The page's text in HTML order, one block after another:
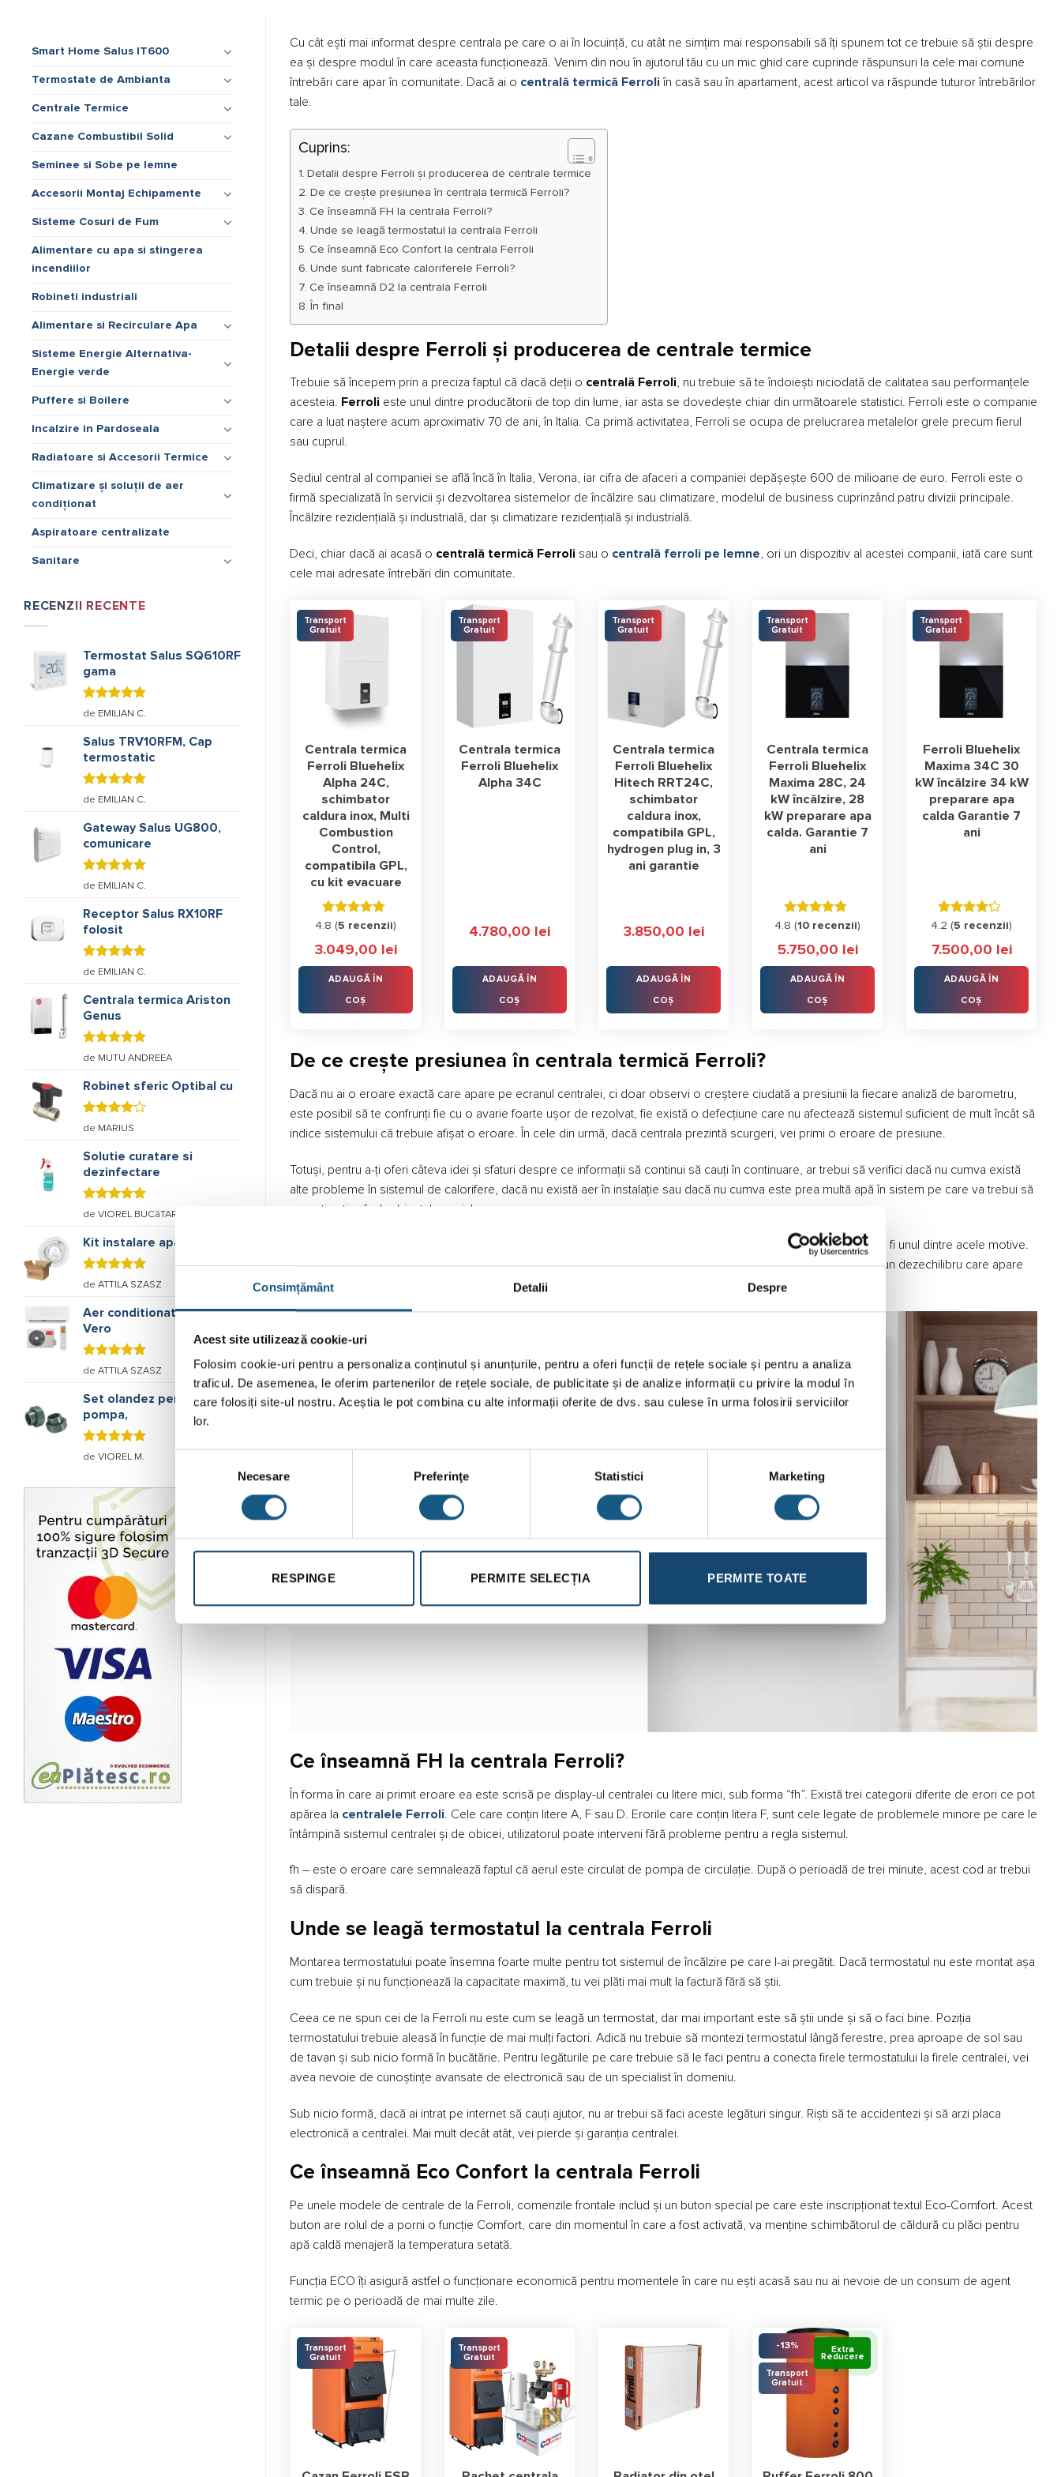
Consimțământ Detalii Despre
Acest site utilizează cookie-uri
Folosim cookie-uri pentru a personaliza conținutul și anunțurile, pentru a oferi funcții de rețele sociale și pentru a analiza
traficul. De asemenea, le oferim partenerilor de rețele sociale, de publicitate și de analize informații cu privire la modul în
care folosiți site-ul nostru. Aceștia le pot combina cu alte informații oferite de dvs. sau culese în urma folosirii serviciilor
lor.
consimțământului
Necesare Preferinţe Statistici Marketing
RESPINGE PERMITE SELECȚIA PERMITE TOATE
Smart Home Salus IT600
Termostate de Ambianta
Centrale Termice
Cazane Combustibil Solid
Seminee si Sobe pe lemne
Accesorii Montaj Echipamente
Sisteme Cosuri de Fum
Alimentare cu apa si stingerea
incendiilor
Robineti industriali
Alimentare si Recirculare Apa
Sisteme Energie Alternativa-
Energie verde
Puffere si Boilere
Incalzire in Pardoseala
Radiatoare si Accesorii Termice
Climatizare și soluții de aer
condiționat
Aspiratoare centralizate
Sanitare
RECENZII RECENTE
Termostat Salus SQ610RF
gama
Evaluat la
5
de EMILIAN C.
Salus TRV10RFM, Cap
termostatic
Evaluat la
5
de EMILIAN C.
Gateway Salus UG800,
comunicare
Evaluat la
5
de EMILIAN C.
Receptor Salus RX10RF
folosit
Evaluat la
5
de EMILIAN C.
Centrala termica Ariston
Genus
Evaluat la
5
de MUTU ANDREEA
Robinet sferic Optibal cu
Evaluat
din 5
de MARIUS
Solutie curatare si
dezinfectare
Evaluat la
5
de VIOREL BUCăTARU
Kit instalare aparate de
Evaluat la
5
de ATTILA SZASZ
Aer conditionat Inventor
Vero
Evaluat la
5
de ATTILA SZASZ
Set olandez pentru
pompa,
Evaluat la
de VIOREL M.
Cu cât ești mai informat despre centrala pe care o ai în locuință, cu atât ne simțim mai responsabili să îți spunem tot ce trebuie să știi despre
ea și despre modul în care aceasta funcționează. Venim din nou în ajutorul tău cu un mic ghid care cuprinde răspunsuri la cele mai comune
întrebări care apar în comunitate. Dacă ai o centrală termică Ferroliîn casă sau în apartament, acest articol va răspunde tuturor întrebărilor
tale.
Cuprins:
Detalii despre Ferroli și producerea de centrale termice
De ce crește presiunea în centrala termică Ferroli?
Ce înseamnă FH la centrala Ferroli?
Unde se leagă termostatul la centrala Ferroli
Ce înseamnă Eco Confort la centrala Ferroli
Unde sunt fabricate caloriferele Ferroli?
Ce înseamnă D2 la centrala Ferroli
În final
Detalii despre Ferroli și producerea de centrale termice
Trebuie să începem prin a preciza faptul că dacă deții o centrală Ferroli, nu trebuie să te îndoiești niciodată de calitatea sau performanțele
acesteia. Ferroli este unul dintre producătorii de top din lume, iar asta se dovedește chiar din următoarele statistici. Ferroli este o companie
care a luat naștere acum aproximativ 70 de ani, în Italia. Ca primă activitatea, Ferroli se ocupa de prelucrarea metalelor grele precum fierul
sau cuprul.
Sediul central al companiei se află încă în Italia, Verona, iar cifra de afaceri a companiei depășește 600 de milioane de euro. Ferroli este o
firmă specializată în servicii și dezvoltarea sistemelor de încălzire sau climatizare, modelul de business cuprinzând patru divizii principale.
Încălzire rezidențială și industrială, dar și climatizare rezidențială și industrială.
Deci, chiar dacă ai acasă o centrală termică Ferroli sau o centrală ferroli pe lemne , ori un dispozitiv al acestei companii, iată care sunt
cele mai adresate întrebări din comunitate.
Transport
Gratuit
Centrala termica
Ferroli Bluehelix
Alpha 24C,
schimbator
caldura inox, Multi
Combustion
Control,
compatibila GPL,
cu kit evacuare
Evaluat la
din 5
4.8 (5 recenzii)
3.049,00 lei
ADAUGĂ ÎN
COȘ
Transport
Gratuit
Centrala termica
Ferroli Bluehelix
Alpha 34C
4.780,00 lei
ADAUGĂ ÎN
COȘ
Transport
Gratuit
Centrala termica
Ferroli Bluehelix
Hitech RRT24C,
schimbator
caldura inox,
compatibila GPL,
hydrogen plug in, 3
ani garantie
3.850,00 lei
ADAUGĂ ÎN
COȘ
Transport
Gratuit
Centrala termica
Ferroli Bluehelix
Maxima 28C, 24
kW încălzire, 28
kW preparare apa
calda. Garantie 7
ani
Evaluat la
din 5
4.8 (10 recenzii)
5.750,00 lei
ADAUGĂ ÎN
COȘ
Transport
Gratuit
Ferroli Bluehelix
Maxima 34C 30
kW încălzire 34 kW
preparare apa
calda Garantie 7
ani
Evaluat la
din 5
4.2 (5 recenzii)
7.500,00 lei
ADAUGĂ ÎN
COȘ
De ce crește presiunea în centrala termică Ferroli?
Dacă nu ai o eroare exactă care apare pe ecranul centralei, ci doar observi o creștere ciudată a presiunii la fiecare analiză de barometru,
este posibil să te confrunți fie cu o avarie foarte ușor de rezolvat, fie există o defecțiune care nu afectează sistemul suficient de mult încât să
indice sistemului că trebuie afișat o eroare. În cele din urmă, dacă centrala prezintă scurgeri, vei primi o eroare de presiune.
Totuși, pentru a-ți oferi câteva idei și sfaturi despre ce informații să continui să cauți în continuare, ar trebui să verifici dacă nu cumva există
alte probleme în sistemul de calorifere, dacă nu există aer în instalație sau dacă nu cumva este prea multă apă în sistem pe care va trebui să
o scoți acționând robinetul special.
. Spargerea vasului de expansiune poate fi unul dintre acele motive.
De cele mai multe ori, problemele de presiune pot fi rezolvate atunci când ele apar destul de rar. Dacă observi un dezechilibru care apare
chiar dacă rezolvi regulat problema, va trebui să apelezi la un specialist.
Ce înseamnă FH la centrala Ferroli?
În forma în care ai primit eroare ea este scrisă pe display-ul centralei cu litere mici, sub forma “fh”. Există trei categorii diferite de erori ce pot
apărea la centralele Ferroli . Cele care conțin litere A, F sau D. Erorile care conțin litera F, sunt cele legate de problemele minore pe care le
întâmpină sistemul centralei și de obicei, utilizatorul poate interveni fără probleme pentru a regla sistemul.
fh – este o eroare care semnalează faptul că aerul este circulat de pompa de circulație. După o perioadă de trei minute, acest cod ar trebui
să dispară.
Unde se leagă termostatul la centrala Ferroli
Montarea termostatului poate însemna foarte multe pentru tot sistemul de încălzire pe care l-ai pregătit. Dacă termostatul nu este montat așa
cum trebuie și nu funcționează la capacitate maximă, tu vei plăti mai mult la factură fără să știi.
Ceea ce ne spun cei de la Ferroli nu este cum se leagă un termostat, dar mai important este să știi unde și să o faci bine. Poziția
termostatului trebuie aleasă în funcție de mai mulți factori. Adică nu trebuie să montezi termostatul lângă ferestre, prea aproape de sol sau
de tavan și sub nicio formă în bucătărie. Pentru legăturile pe care trebuie să le faci pentru a conecta firele termostatului la firele centralei, vei
avea nevoie de cunoștințe avansate de electronică sau de un specialist în domeniu.
Sub nicio formă, dacă ai intrat pe internet să cauți ajutor, nu ar trebui să faci aceste legături singur. Riști să te accidentezi și să arzi placa
electronică a centralei. Mai mult decât atât, vei pierde și garanția centralei.
Ce înseamnă Eco Confort la centrala Ferroli
Pe unele modele de centrale de la Ferroli, comenzile frontale includ și un buton special pe care este inscripționat textul Eco-Comfort. Acest
buton are rolul de a porni o funcție Comfort, care din momentul în care a fost activată, va menține schimbătorul de căldură cu plăci pentru
apă caldă menajeră la temperatura setată.
Funcția ECO îți asigură astfel o funcționare economică pentru momentele în care nu ești acasă sau nu ai nevoie de un consum de agent
termic pe o perioadă de mai multe zile.
Transport
Gratuit
Transport
Gratuit
-13%
Transport
Gratuit
Extra
Reducere
Extra
Reducere